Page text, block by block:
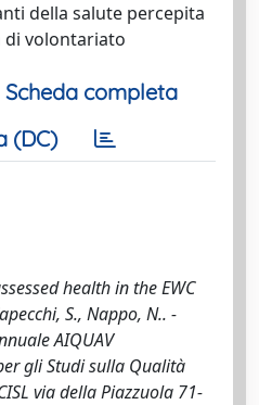
della salute percepita
di volontariato
Scheda completa
(DC)
health in the EWC
S., Nappo, N.. -
AIQUAV
gli Studi sulla Qualità
via della Piazzuola 71-